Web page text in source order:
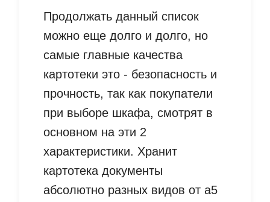
Продолжать данный список
можно еще долго и долго, но
самые главные качества
картотеки это - безопасность и
прочность, так как покупатели
при выборе шкафа, смотрят в
основном на эти 2
характеристики. Хранит
картотека документы
абсолютно разных видов от а5